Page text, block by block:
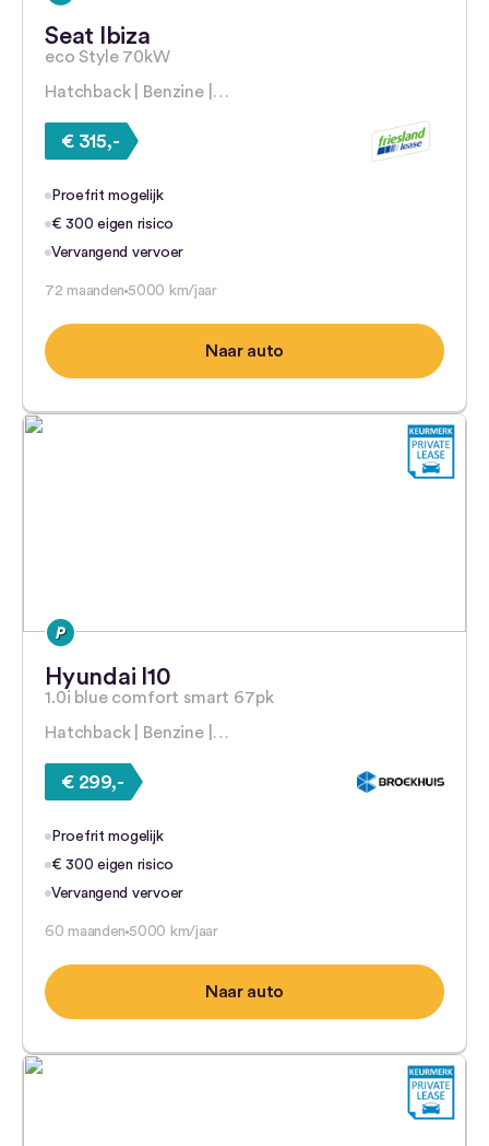
Seat Ibiza
eco Style 70kW
Hatchback | Benzine |…
€ 315,-
Proefrit mogelijk
€ 300 eigen risico
Vervangend vervoer
72 maanden 5000 km/jaar
Naar auto
Hyundai I10
1.0i blue comfort smart 67pk
Hatchback | Benzine |…
€ 299,-
Proefrit mogelijk
€ 300 eigen risico
Vervangend vervoer
60 maanden 5000 km/jaar
Naar auto